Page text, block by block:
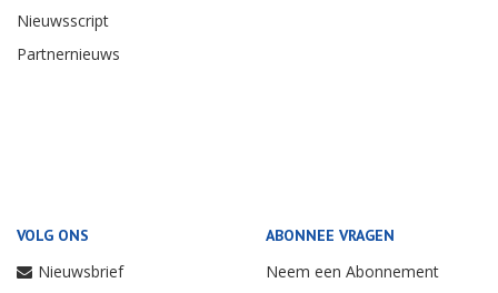
Nieuwsscript
Partnernieuws
VOLG ONS
Nieuwsbrief
ABONNEE VRAGEN
Neem een Abonnement